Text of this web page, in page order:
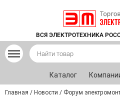
ВСЯ ЭЛЕКТРОТЕХНИКА
Каталог
Главная / Новости / Форум